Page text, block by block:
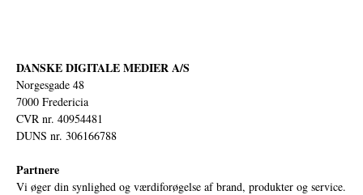
DANSKE DIGITALE MEDIER A/S
Norgesgade 48
7000 Fredericia
CVR nr. 40954481
DUNS nr. 306166788
Partnere
Vi øger din synlighed og værdiforøgelse af brand, produkter og service.